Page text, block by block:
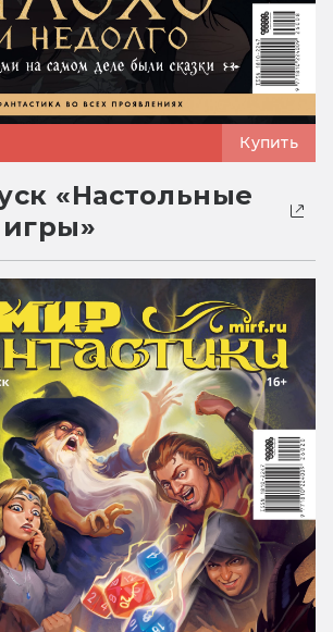
Купить
«Настольные